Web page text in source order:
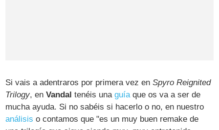
Si vais a adentraros por primera vez enSpyro Reignited
Trilogy, enVandal tenéis unaguíaque os va a ser de
mucha ayuda. Si no sabéis si hacerlo o no, en nuestro
análisis o contamos que "es un muy buen remake de